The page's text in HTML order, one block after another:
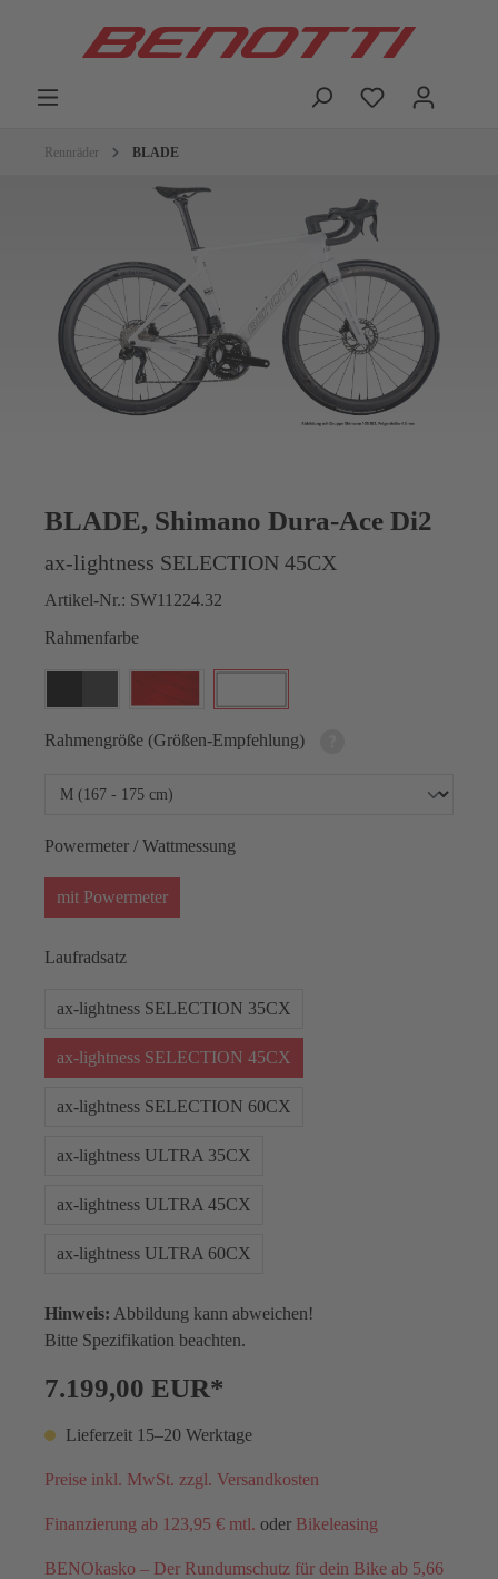
Rennräder BLADE
BLADE, Shimano Dura-Ace Di2
ax-lightness SELECTION 45CX
Artikel-Nr.: SW11224.32
Rahmenfarbe
Rahmengröße (Größen-Empfehlung)
Powermeter / Wattmessung
mit Powermeter
Laufradsatz
ax-lightness SELECTION 35CX
ax-lightness SELECTION 45CX
ax-lightness SELECTION 60CX
ax-lightness ULTRA 35CX
ax-lightness ULTRA 45CX
ax-lightness ULTRA 60CX
Hinweis: Abbildung kann abweichen!
Bitte Spezifikation beachten.
7.199,00 EUR*
Lieferzeit 15–20 Werktage
Preise inkl. MwSt. zzgl. Versandkosten
Finanzierung ab 123,95 € mtl. oder Bikeleasing
BENOkasko – Der Rundumschutz für dein Bike ab 5,66